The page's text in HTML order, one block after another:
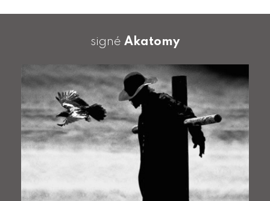
signé Akatomy